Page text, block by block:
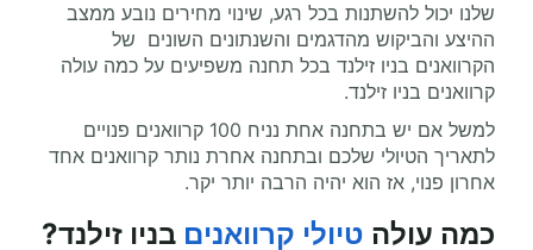
שלנו יכול להשתנות בכל רגע, שינוי מחירים נובע ממצב
ההיצע והביקוש מהדגמים והשנתונים השונים של
הקרוואנים בניו זילנד בכל תחנה משפיעים על כמה עולה
קרוואנים בניו זילנד.
למשל אם יש בתחנה אחת נניח 100 קרוואנים פנויים
לתאריך הטיולי שלכם ובתחנה אחרת נותר קרוואנים אחד
אחרון פנוי, אז הוא יהיה הרבה יותר יקר.
כמה עולה טיולי קרוואנים בניו זילנד?